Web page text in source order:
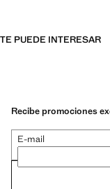
TE PUEDE INTERESAR
Recibe promociones
E-mail